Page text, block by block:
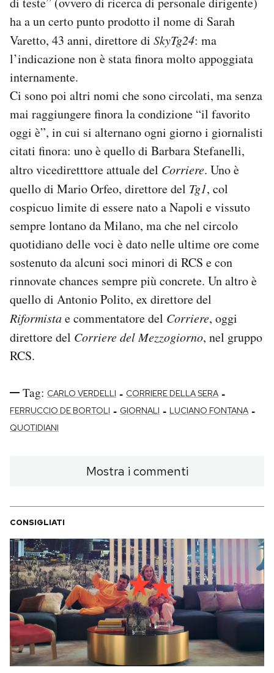
ha a un certo punto prodotto il nome di Sarah
Varetto, 43 anni, direttore di SkyTg24: ma
l’indicazione non è stata finora molto appoggiata
internamente.
Ci sono poi altri nomi che sono circolati, ma senza
mai raggiungere finora la condizione “il favorito
oggi è”, in cui si alternano ogni giorno i giornalisti
citati finora: uno è quello di Barbara Stefanelli,
altro vicediretttore attuale del Corriere. Uno è
quello di Mario Orfeo, direttore del Tg1, col
cospicuo limite di essere nato a Napoli e vissuto
sempre lontano da Milano, ma che nel circolo
quotidiano delle voci è dato nelle ultime ore come
sostenuto da alcuni soci minori di RCS e con
rinnovate chances sempre più concrete. Un altro è
quello di Antonio Polito, ex direttore del
Riformistae commentatore del Corriere, oggi
direttore del Corriere del Mezzogiorno, nel gruppo
RCS.
Tag: CARLO VERDELLI - CORRIERE DELLA SERA -
FERRUCCIO DE BORTOLI - GIORNALI - LUCIANO FONTANA -
QUOTIDIANI
Mostra i commenti
CONSIGLIATI